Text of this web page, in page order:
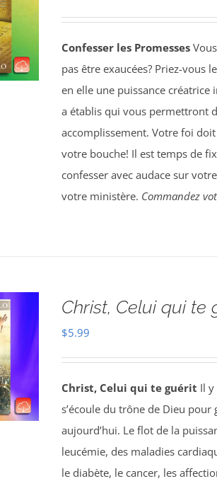
Confesser les Promesses
pas être exaucées? Priez-vous
en elle une puissance
a établis qui vous permettront
accomplissement. Votre foi
votre bouche! Il est temps de
confesser avec audace sur
votre ministère. Commandez
Christ, Celui qui te
$5.99
Christ, Celui qui te guérit Il
s’écoule du trône de Dieu
aujourd’hui. Le flot de la
leucémie, des maladies
le diabète, le cancer, les